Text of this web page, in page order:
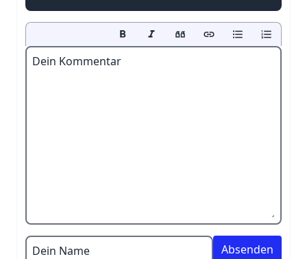
Dein Kommentar
Dein Name